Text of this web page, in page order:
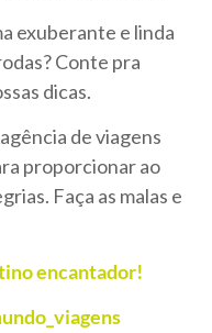
exuberante e linda
Conte pra
dicas.
de viagens
proporcionar ao
Faça as malas e
encantador!